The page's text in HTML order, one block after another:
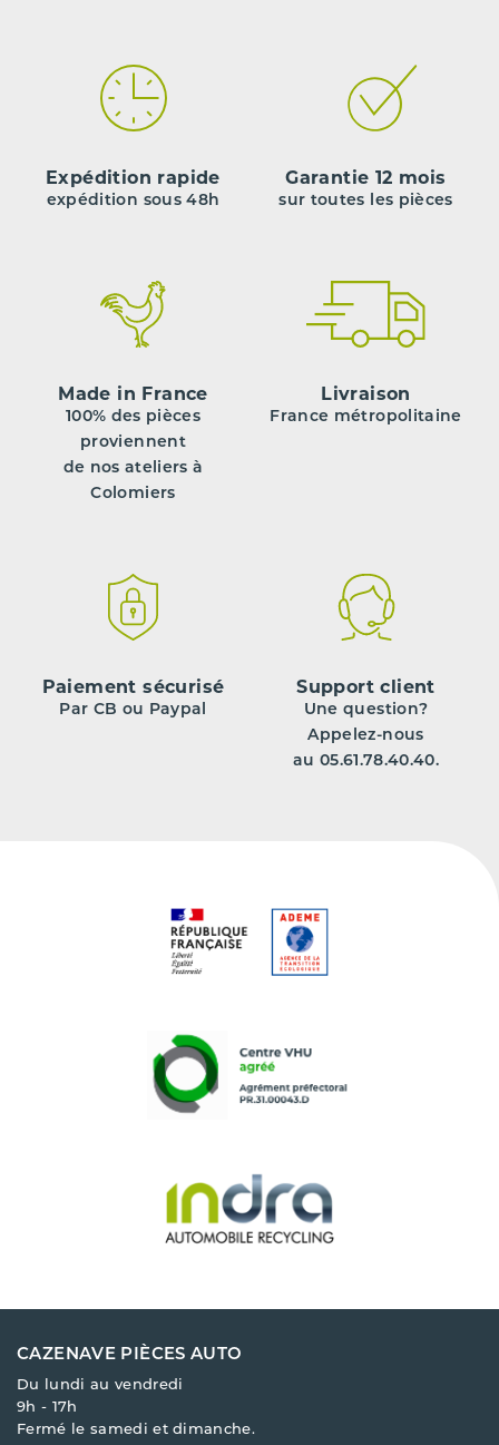
Expédition rapide
expédition sous 48h
Garantie 12 mois
sur toutes les pièces
Made in France
100% des pièces
proviennent
de nos ateliers à
Colomiers
Livraison
France métropolitaine
Paiement sécurisé
Par CB ou Paypal
Support client
Une question?
Appelez-nous
au 05.61.78.40.40.
CAZENAVE PIÈCES AUTO
Du lundi au vendredi
9h - 17h
Fermé le samedi et dimanche.